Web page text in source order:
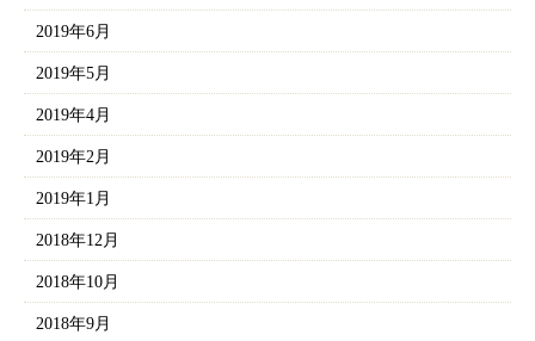
2019年6月
2019年5月
2019年4月
2019年2月
2019年1月
2018年12月
2018年10月
2018年9月